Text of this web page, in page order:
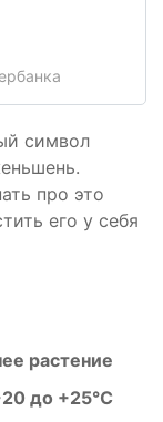
символ
про это
его у себя
растение
20 до +25℃